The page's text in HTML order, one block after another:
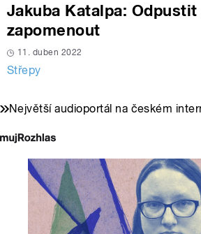
Jakuba Katalpa: Odpustit
zapomenout
11. duben 2022
Střepy
Největší audioportál na českém